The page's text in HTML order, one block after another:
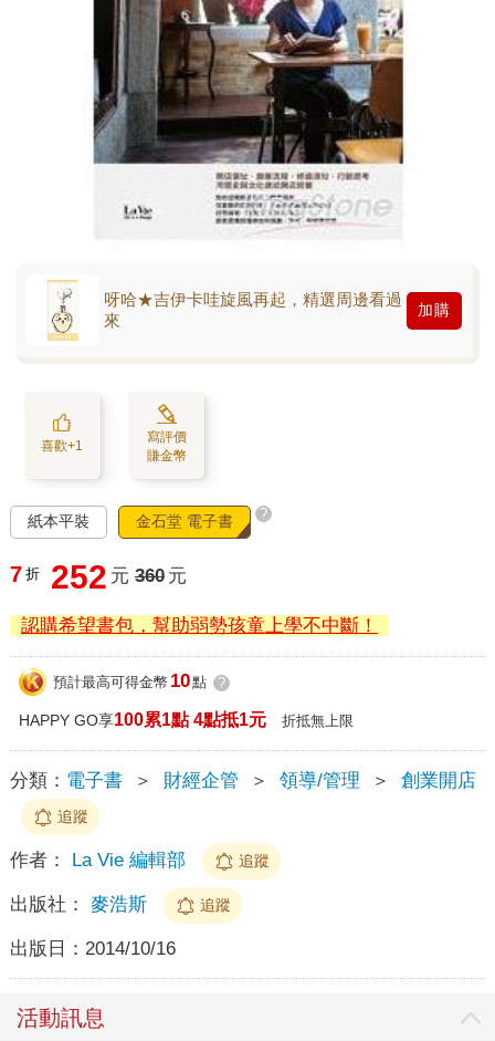
呀哈★吉伊卡哇旋風再起，精選周邊看過
來
加購
喜歡+1
寫評價
賺金幣
紙本平裝 金石堂 電子書 ?
7 折 252 元 360 元
認購希望書包，幫助弱勢孩童上學不中斷！
預計最高可得金幣 10點 ?
HAPPY GO享100累1點 4點抵1元 折抵無上限
分類： 電子書 ＞ 財經企管 ＞ 領導/管理 ＞ 創業開店
追蹤
作者： La Vie 編輯部 追蹤
出版社： 麥浩斯 追蹤
出版日： 2014/10/16
活動訊息